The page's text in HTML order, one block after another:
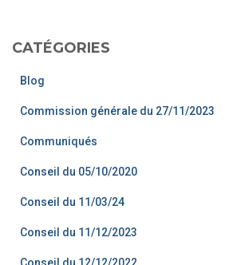
CATÉGORIES
Blog
Commission générale du 27/11/2023
Communiqués
Conseil du 05/10/2020
Conseil du 11/03/24
Conseil du 11/12/2023